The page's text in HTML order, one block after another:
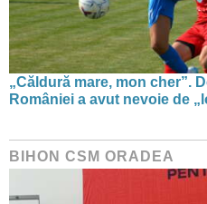
„Căldură mare, mon cher”.
României a avut nevoie de
BIHON CSM ORADEA